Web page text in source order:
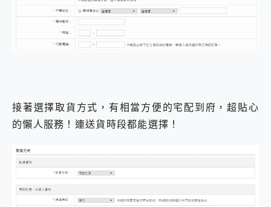
接著選擇取貨方式，有相當方便的宅配到府，超貼心
的懶人服務！連送貨時段都能選擇！